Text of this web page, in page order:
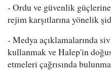
- Ordu ve güvenlik
rejim karşıtlarına yönelik
- Medya açıklamalarında
kullanmak ve Halep'in
etmeleri çağrısında